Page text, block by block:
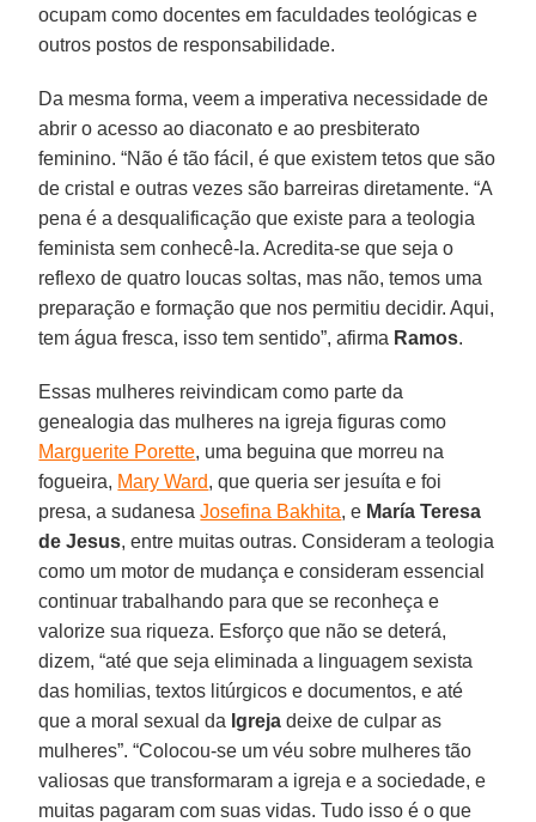
ocupam como docentes em faculdades teológicas e
outros postos de responsabilidade.
Da mesma forma, veem a imperativa necessidade de
abrir o acesso ao diaconato e ao presbiterato
feminino. “Não é tão fácil, é que existem tetos que são
de cristal e outras vezes são barreiras diretamente. “A
pena é a desqualificação que existe para a teologia
feminista sem conhecê-la. Acredita-se que seja o
reflexo de quatro loucas soltas, mas não, temos uma
preparação e formação que nos permitiu decidir. Aqui,
tem água fresca, isso tem sentido”, afirma Ramos.
Essas mulheres reivindicam como parte da
genealogia das mulheres na igreja figuras como
Marguerite Porette, uma beguina que morreu na
fogueira, Mary Ward, que queria ser jesuíta e foi
presa, a sudanesaJosefina Bakhita, e María Teresa
de Jesus, entre muitas outras. Consideram a teologia
como um motor de mudança e consideram essencial
continuar trabalhando para que se reconheça e
valorize sua riqueza. Esforço que não se deterá,
dizem, “até que seja eliminada a linguagem sexista
das homilias, textos litúrgicos e documentos, e até
que a moral sexual da Igreja deixe de culpar as
mulheres”. “Colocou-se um véu sobre mulheres tão
valiosas que transformaram a igreja e a sociedade, e
muitas pagaram com suas vidas. Tudo isso é o que